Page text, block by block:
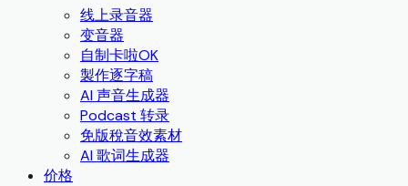
线上录音器
变音器
自制卡啦OK
製作逐字稿
AI 声音生成器
Podcast 转录
免版稅音效素材
AI 歌词生成器
价格